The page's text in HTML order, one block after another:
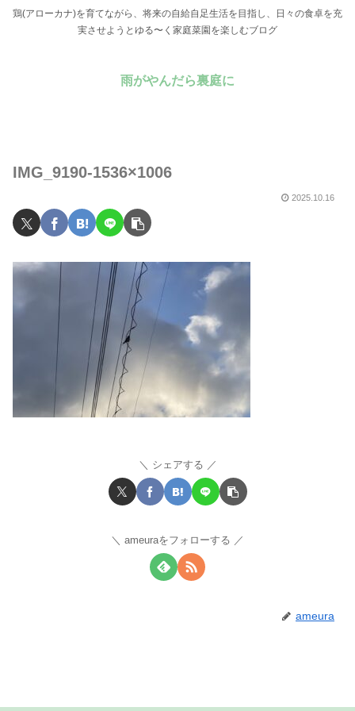
鶏(アローカナ)を育てながら、将来の自給自足生活を目指し、日々の食卓を充
実させようとゆる〜く家庭菜園を楽しむブログ
雨がやんだら裏庭に
IMG_9190-1536×1006
2025.10.16
シェアする
ameuraをフォローする
ameura